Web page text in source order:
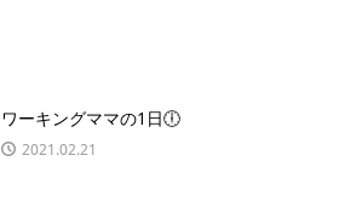
ワーキングママの1日🕕
2021.02.21